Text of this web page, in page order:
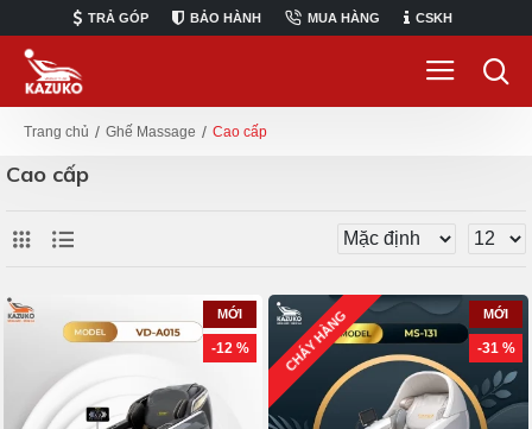
TRẢ GÓP BẢO HÀNH MUA HÀNG CSKH
Trang chủ Ghế Massage Cao cấp
Cao cấp
MỚI
-12 %
MỚI
-31 %
CHÁY HÀNG